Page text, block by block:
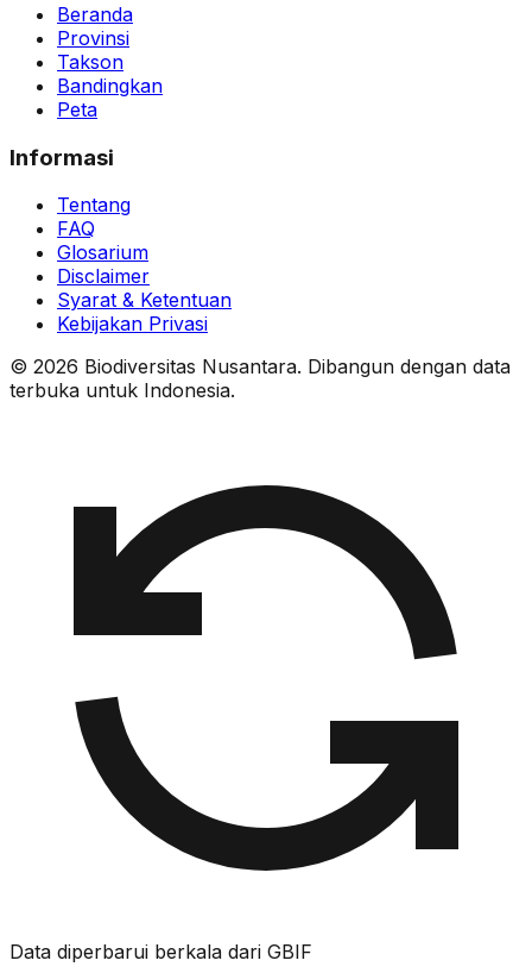
Beranda
Provinsi
Takson
Bandingkan
Peta
Informasi
Tentang
FAQ
Glosarium
Disclaimer
Syarat & Ketentuan
Kebijakan Privasi
© 2026 Biodiversitas Nusantara. Dibangun dengan data
terbuka untuk Indonesia.
Data diperbarui berkala dari GBIF